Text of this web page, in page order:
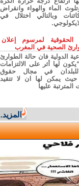
الماء والهواء وانقراض
وبالتالي اختلال في
الحقوقية لمرسوم إعلان
الصحية في المغرب
الدولية فان حالة الطوارئ
لها أثر على الالتزامات
للبلدان في مجال حقوق
حيث يمكن لها ان لا تتقيد
المترتبة عليها
المزيد...